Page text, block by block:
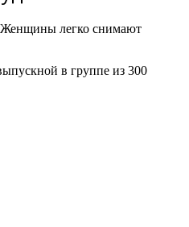
Женщины легко снимают
в группе из 300